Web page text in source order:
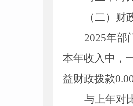
（二）
2025年部
本年收入中，
益财政拨款0
与上年对